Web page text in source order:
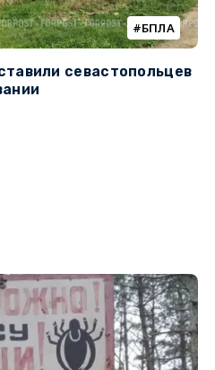
БПЛА
севастопольцев